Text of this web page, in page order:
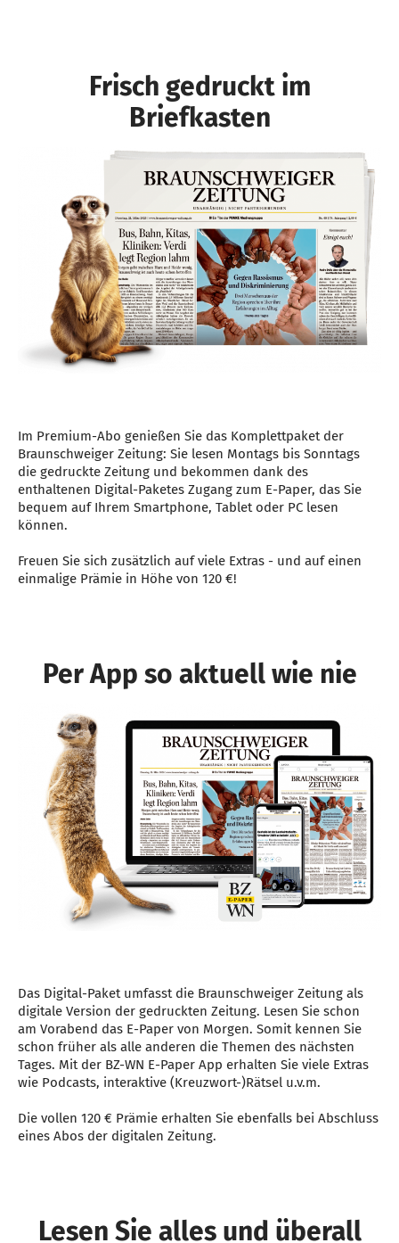
Frisch gedruckt im
Briefkasten
Im Premium-Abo genießen Sie das Komplettpaket der
Braunschweiger Zeitung: Sie lesen Montags bis Sonntags
die gedruckte Zeitung und bekommen dank des
enthaltenen Digital-Paketes Zugang zum E-Paper, das Sie
bequem auf Ihrem Smartphone, Tablet oder PC lesen
können.
Freuen Sie sich zusätzlich auf viele Extras - und auf einen
einmalige Prämie in Höhe von 120 €!
Per App so aktuell wie nie
Das Digital-Paket umfasst die Braunschweiger Zeitung als
digitale Version der gedruckten Zeitung. Lesen Sie schon
am Vorabend das E-Paper von Morgen. Somit kennen Sie
schon früher als alle anderen die Themen des nächsten
Tages. Mit der BZ-WN E-Paper App erhalten Sie viele Extras
wie Podcasts, interaktive (Kreuzwort-)Rätsel u.v.m.
Die vollen 120 € Prämie erhalten Sie ebenfalls bei Abschluss
eines Abos der digitalen Zeitung.
Lesen Sie alles und überall